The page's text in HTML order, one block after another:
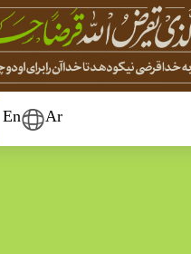
Ar
En